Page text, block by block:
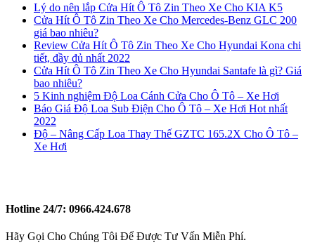
Lý do nên lắp Cửa Hít Ô Tô Zin Theo Xe Cho KIA K5
Cửa Hít Ô Tô Zin Theo Xe Cho Mercedes-Benz GLC 200
giá bao nhiêu?
Review Cửa Hít Ô Tô Zin Theo Xe Cho Hyundai Kona chi
tiết, đầy đủ nhất 2022
Cửa Hít Ô Tô Zin Theo Xe Cho Hyundai Santafe là gì? Giá
bao nhiêu?
5 Kinh nghiệm Độ Loa Cánh Cửa Cho Ô Tô – Xe Hơi
Báo Giá Độ Loa Sub Điện Cho Ô Tô – Xe Hơi Hot nhất
2022
Độ – Nâng Cấp Loa Thay Thế GZTC 165.2X Cho Ô Tô –
Xe Hơi
Hotline 24/7: 0966.424.678
Hãy Gọi Cho Chúng Tôi Để Được Tư Vấn Miễn Phí.